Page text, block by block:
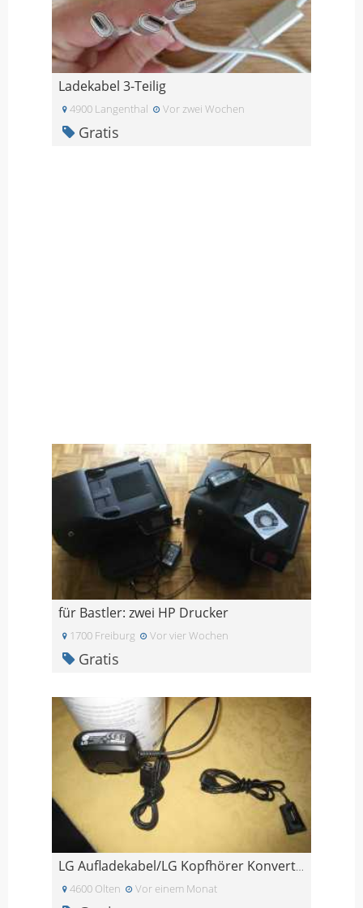
Ladekabel 3-Teilig
4900 Langenthal Vor zwei Wochen
Gratis
für Bastler: zwei HP Drucker
1700 Freiburg Vor vier Wochen
Gratis
LG Aufladekabel/LG Kopfhörer Konverter
4600 Olten Vor einem Monat